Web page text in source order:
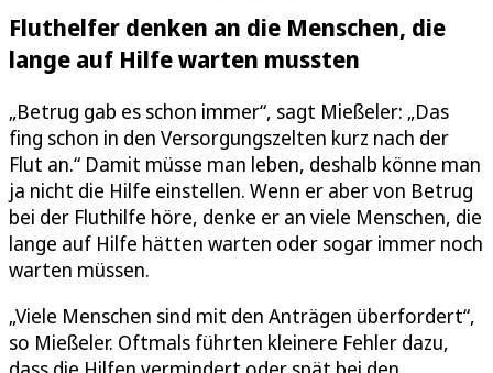
Fluthelfer denken an die Menschen, die
lange auf Hilfe warten mussten
„Betrug gab es schon immer“, sagt Mießeler: „Das
fing schon in den Versorgungszelten kurz nach der
Flut an.“ Damit müsse man leben, deshalb könne man
ja nicht die Hilfe einstellen. Wenn er aber von Betrug
bei der Fluthilfe höre, denke er an viele Menschen, die
lange auf Hilfe hätten warten oder sogar immer noch
warten müssen.
„Viele Menschen sind mit den Anträgen überfordert“,
so Mießeler. Oftmals führten kleinere Fehler dazu,